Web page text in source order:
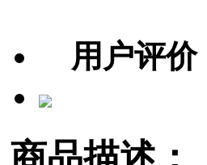
用户评价